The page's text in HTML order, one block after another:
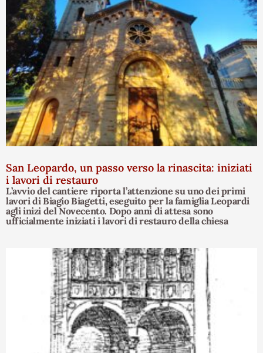
San Leopardo, un passo verso la rinascita: iniziati
i lavori di restauro
L’avvio del cantiere riporta l’attenzione su uno dei primi
lavori di Biagio Biagetti, eseguito per la famiglia Leopardi
agli inizi del Novecento. Dopo anni di attesa sono
ufficialmente iniziati i lavori di restauro della chiesa